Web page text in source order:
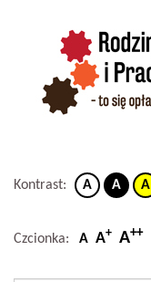
Kontrast: A A A
Czcionka: A A+ A++